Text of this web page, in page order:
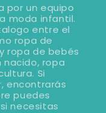
por un equipo
moda infantil.
entre el
ropa de
ropa de bebés
ropa
Si
encontrarás
puedes
necesitas